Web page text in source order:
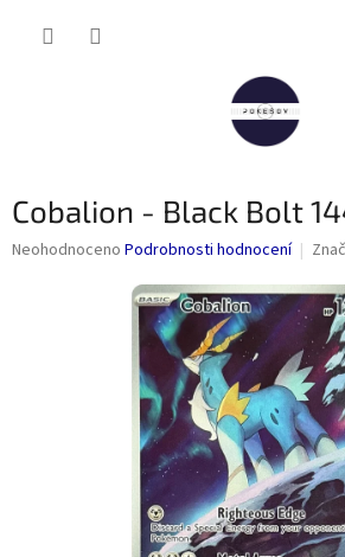
Cobalion - Black Bolt
Průměrné
Neohodnoceno Podrobnosti hodnocení